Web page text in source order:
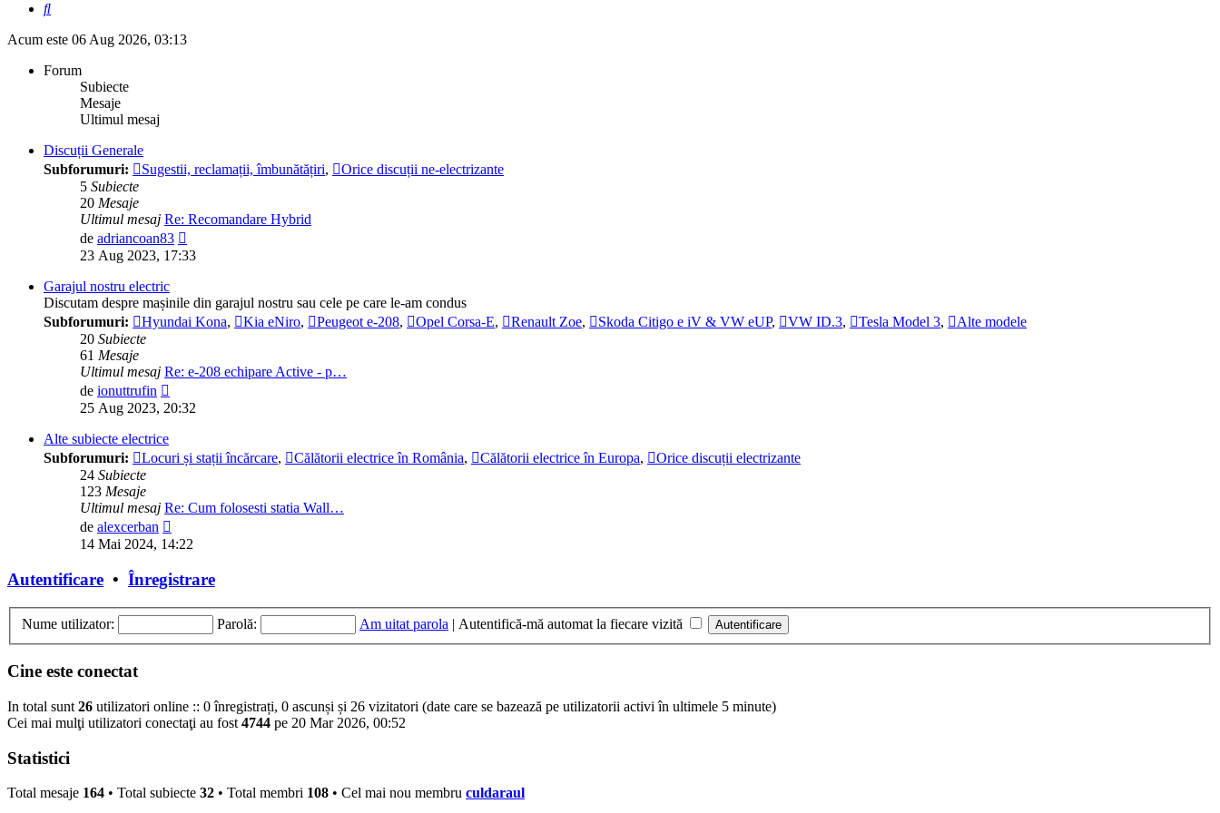
Căutare
Acum este 06 Aug 2026, 03:13
Forum
Subiecte
Mesaje
Ultimul mesaj
Discuții Generale
Subforumuri:
Sugestii, reclamații, îmbunătățiri,
Orice discuții ne-electrizante
5 Subiecte
20 Mesaje
Ultimul mesaj Re: Recomandare Hybrid
de adriancoan83
ultimul
23 Aug 2023, 17:33
Garajul nostru electric
Discutam despre mașinile din garajul nostru sau cele pe care le-am condus
Subforumuri:
Hyundai Kona, Kia eNiro, Peugeot e-208, Opel Corsa-E, Renault Zoe, Skoda Citigo e iV & VW eUP, VW ID.3, Tesla Model 3,
Alte modele
20 Subiecte
61 Mesaje
Ultimul mesaj Re: e-208 echipare Active - p…
de ionuttrufin
ultimul
25 Aug 2023, 20:32
Alte subiecte electrice
Subforumuri:
Locuri și stații încărcare, Călătorii electrice în România, Călătorii electrice în Europa,
Orice discuții electrizante
24 Subiecte
123 Mesaje
Ultimul mesaj Re: Cum folosesti statia Wall…
de alexcerban
ultimul
14 Mai 2024, 14:22
Autentificare • Înregistrare
Nume utilizator: Parolă: Am uitat parola | Autentifică-mă automat la fiecare vizită
Cine este conectat
In total sunt 26 utilizatori online :: 0 înregistrați, 0 ascunși și 26 vizitatori (date care se bazează pe utilizatorii activi în ultimele 5 minute)
Cei mai mulţi utilizatori conectaţi au fost 4744 pe 20 Mar 2026, 00:52
Statistici
Total mesaje 164 • Total subiecte 32 • Total membri 108 • Cel mai nou membru culdaraul